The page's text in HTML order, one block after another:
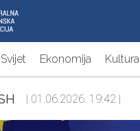
Svijet Ekonomija Kultura
| 01.06.2026. 19:42 |